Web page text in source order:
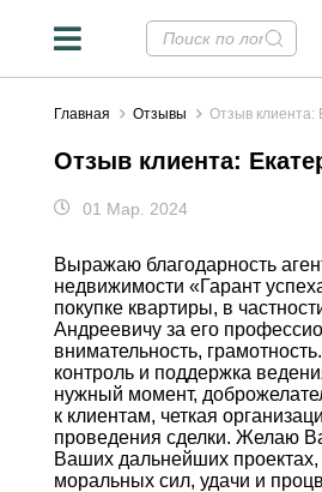
Главная Отзывы Отзыв клиента:
Отзыв клиента:
01 Мар. 2024
Выражаю благодарность
недвижимости «Гарант
покупке квартиры, в
Андреевичу за его
внимательность,
контроль и поддержка
нужный момент,
к клиентам, четкая
проведения сделки. Желаю
Ваших дальнейших проектах,
моральных сил, удачи и